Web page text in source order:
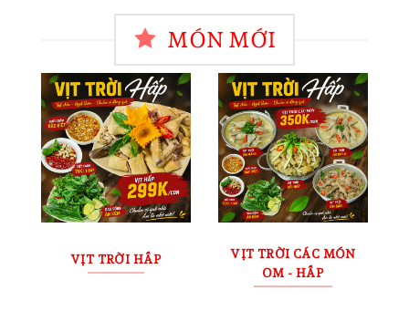
MÓN MỚI
VỊT TRỜI HẤP
VỊT TRỜI CÁC MÓN
OM - HẤP